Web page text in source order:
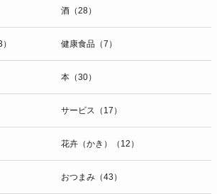
酒（28）
健康食品（7）
本（30）
サービス（17）
花卉（かき）（12）
おつまみ（43）